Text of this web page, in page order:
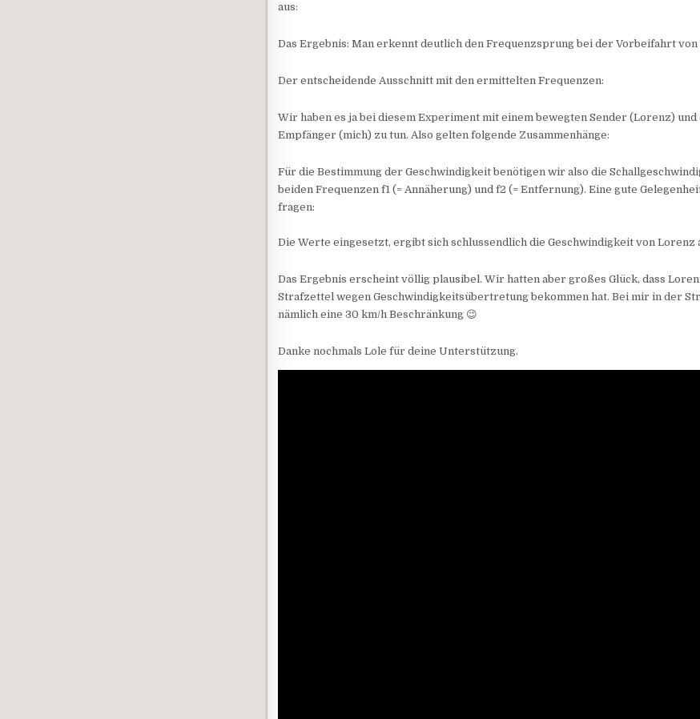
aus:
Das Ergebnis: Man erkennt deutlich den Frequenzsprung bei der Vorbeifahrt
Der entscheidende Ausschnitt mit den ermittelten Frequenzen:
Wir haben es ja bei diesem Experiment mit einem bewegten Sender (Lorenz)
Empfänger (mich) zu tun. Also gelten folgende Zusammenhänge:
Für die Bestimmung der Geschwindigkeit benötigen wir also die
beiden Frequenzen f1 (= Annäherung) und f2 (= Entfernung). Eine gute
fragen:
Die Werte eingesetzt, ergibt sich schlussendlich die Geschwindigkeit von Lorenz
Das Ergebnis erscheint völlig plausibel. Wir hatten aber großes Glück, dass
Strafzettel wegen Geschwindigkeitsübertretung bekommen hat. Bei mir in der
nämlich eine 30 km/h Beschränkung 😉
Danke nochmals Lole für deine Unterstützung.